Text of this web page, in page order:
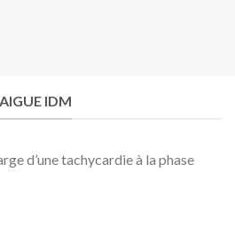
IDM
d’une tachycardie à la phase